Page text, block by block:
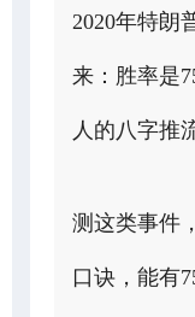
2020年特朗
来：胜率是
人的八字推
测这类事件
口诀，能有